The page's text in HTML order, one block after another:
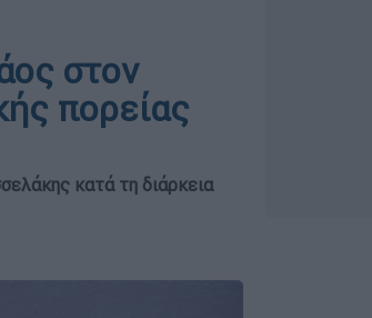
στον
πορείας
κατά τη διάρκεια